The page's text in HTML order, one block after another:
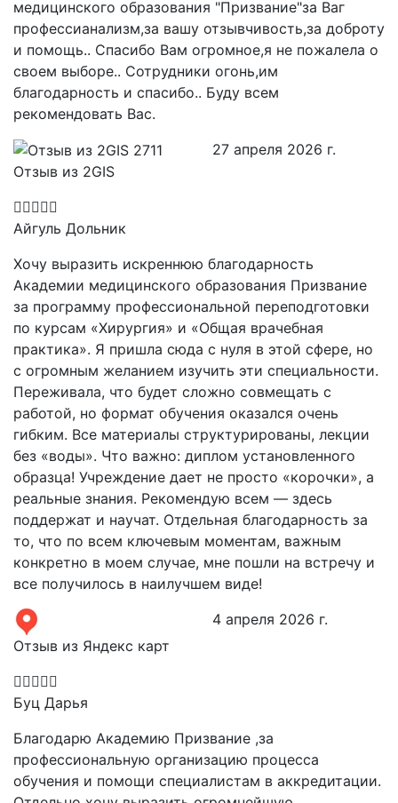
медицинского образования "Призвание"за Ваг
профессианализм,за вашу отзывчивость,за доброту
и помощь.. Спасибо Вам огромное,я не пожалела о
своем выборе.. Сотрудники огонь,им
благодарность и спасибо.. Буду всем
рекомендовать Вас.
Отзыв из 2GIS
27 апреля 2026 г.
Айгуль Дольник
Хочу выразить искреннюю благодарность
Академии медицинского образования Призвание
за программу профессиональной переподготовки
по курсам «Хирургия» и «Общая врачебная
практика». Я пришла сюда с нуля в этой сфере, но
с огромным желанием изучить эти специальности.
Переживала, что будет сложно совмещать с
работой, но формат обучения оказался очень
гибким. Все материалы структурированы, лекции
без «воды». Что важно: диплом установленного
образца! Учреждение дает не просто «корочки», а
реальные знания. Рекомендую всем — здесь
поддержат и научат. Отдельная благодарность за
то, что по всем ключевым моментам, важным
конкретно в моем случае, мне пошли на встречу и
все получилось в наилучшем виде!
Отзыв из Яндекс карт
4 апреля 2026 г.
Буц Дарья
Благодарю Академию Призвание ,за
профессиональную организацию процесса
обучения и помощи специалистам в аккредитации.